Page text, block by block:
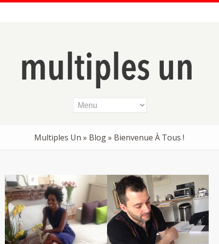
Multiples Un » Blog» Bienvenue À Tous !